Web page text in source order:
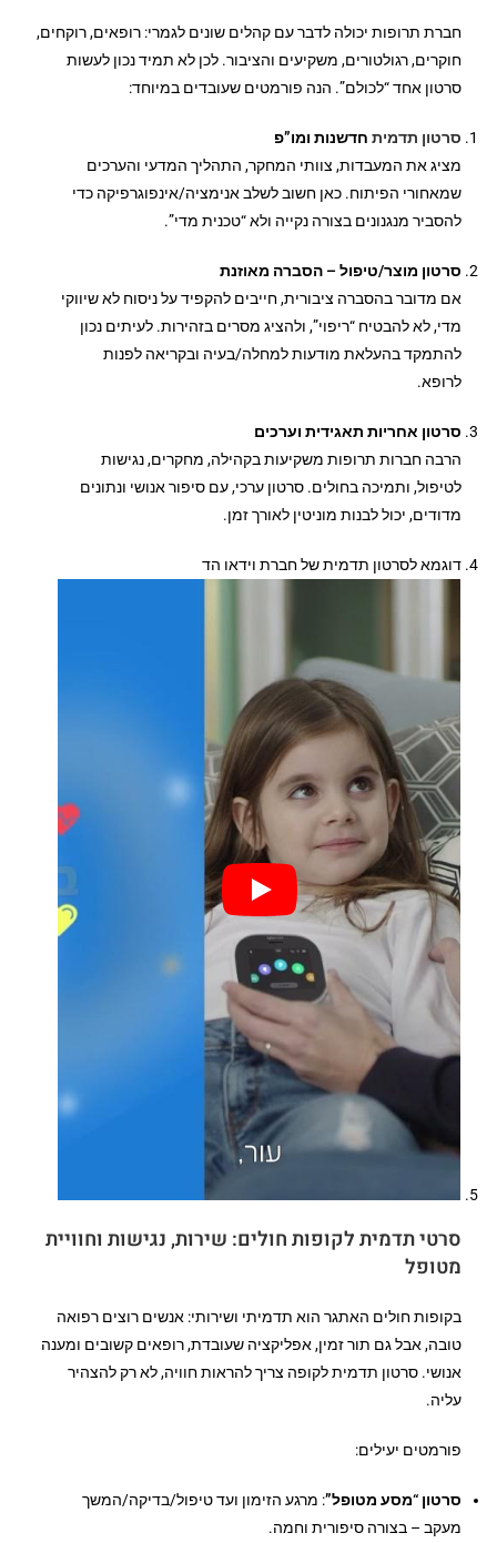
חברת תרופות יכולה לדבר עם קהלים שונים לגמרי: רופאים, רוקחים,
חוקרים, רגולטורים, משקיעים והציבור. לכן לא תמיד נכון לעשות
סרטון אחד “לכולם”. הנה פורמטים שעובדים במיוחד:
סרטון תדמית חדשנות ומו”פ
מציג את המעבדות, צוותי המחקר, התהליך המדעי והערכים
שמאחורי הפיתוח. כאן חשוב לשלב אנימציה/אינפוגרפיקה כדי
להסביר מנגנונים בצורה נקייה ולא “טכנית מדי”.
סרטון מוצר/טיפול – הסברה מאוזנת
אם מדובר בהסברה ציבורית, חייבים להקפיד על ניסוח לא שיווקי
מדי, לא להבטיח “ריפוי”, ולהציג מסרים בזהירות. לעיתים נכון
להתמקד בהעלאת מודעות למחלה/בעיה ובקריאה לפנות
לרופא.
סרטון אחריות תאגידית וערכים
הרבה חברות תרופות משקיעות בקהילה, מחקרים, נגישות
לטיפול, ותמיכה בחולים. סרטון ערכי, עם סיפור אנושי ונתונים
מדודים, יכול לבנות מוניטין לאורך זמן.
דוגמא לסרטון תדמית של חברת וידאו הד
סרטי תדמית לקופות חולים: שירות, נגישות וחוויית
מטופל
בקופות חולים האתגר הוא תדמיתי ושירותי: אנשים רוצים רפואה
טובה, אבל גם תור זמין, אפליקציה שעובדת, רופאים קשובים ומענה
אנושי. סרטון תדמית לקופה צריך להראות חוויה, לא רק להצהיר
עליה.
פורמטים יעילים:
סרטון “מסע מטופל”: מרגע הזימון ועד טיפול/בדיקה/המשך
מעקב – בצורה סיפורית וחמה.